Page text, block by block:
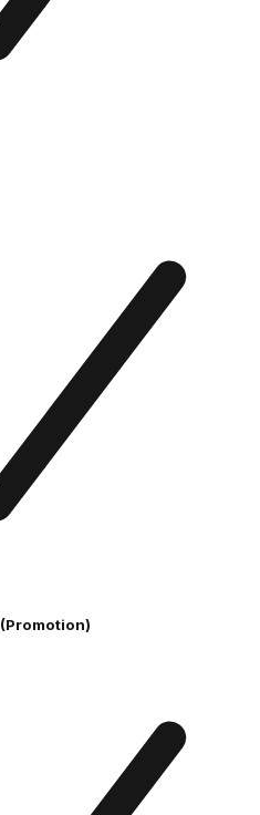
(Promotion)